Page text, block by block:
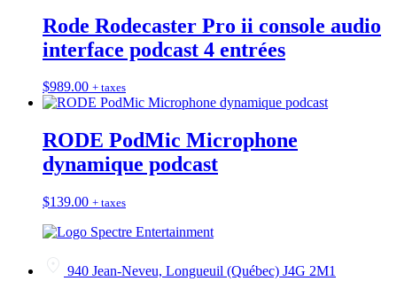
Rode Rodecaster Pro ii console audio
interface podcast 4 entrées
$989.00 + taxes
RODE PodMic Microphone
dynamique podcast
$139.00 + taxes
940 Jean-Neveu, Longueuil (Québec) J4G 2M1